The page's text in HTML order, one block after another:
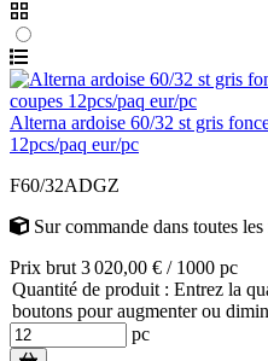
Alterna ardoise 60/32 st gris
12pcs/paq eur/pc
F60/32ADGZ
Sur commande dans toutes
Prix brut 3 020,00 € / 1000 pc
Quantité de produit : Entrez la
boutons pour augmenter ou
pc